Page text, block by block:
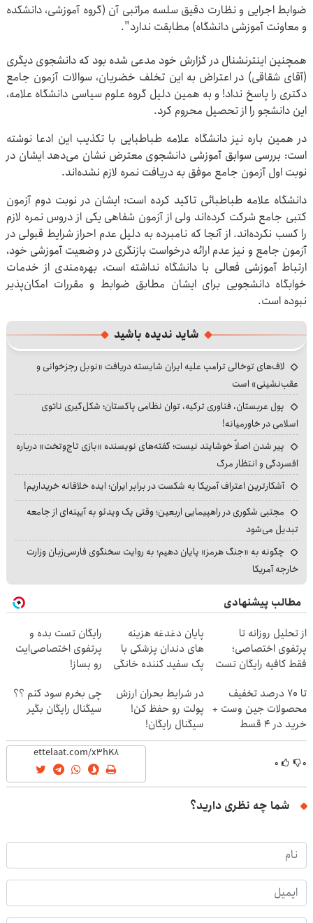
ضوابط اجرایی و نظارت دقیق سلسه مراتبی آن (گروه آموزشی، دانشکده
و معاونت آموزشی دانشگاه) مطابقت ندارد".
همچنین اینترنشنال در گزارش خود مدعی شده بود که دانشجوی دیگری
(آقای شقاقی) در اعتراض به این تخلف خضریان، سوالات آزمون جامع
دکتری را پاسخ نداد! و به همین دلیل گروه علوم سیاسی دانشگاه علامه،
این دانشجو را از تحصیل محروم کرد.
در همین باره نیز دانشگاه علامه طباطبایی با تکذیب این ادعا نوشته
است: بررسی سوابق آموزشی دانشجوی معترض نشان می‌دهد ایشان در
نوبت اول آزمون جامع موفق به دریافت نمره لازم نشده‌اند.
دانشگاه علامه طباطبائی تاکید کرده است: ایشان در نوبت دوم آزمون
کتبی جامع شرکت کرده‌اند ولی از آزمون شفاهی یکی از دروس نمره لازم
را کسب نکرده‌اند. از آنجا که نامبرده به دلیل عدم احراز شرایط قبولی در
آزمون جامع و نیز عدم ارائه درخواست بازنگری در وضعیت آموزشی خود،
ارتباط آموزشی فعالی با دانشگاه نداشته است، بهره‌مندی از خدمات
خوابگاه دانشجویی برای ایشان مطابق ضوابط و مقررات امکان‌پذیر
نبوده است.
شاید ندیده باشید
لاف‌های توخالی ترامپ علیه ایران شایسته دریافت «نوبل رجزخوانی و
عقب‌نشینی» است
پول عربستان، فناوری ترکیه، توان نظامی پاکستان؛ شکل‌گیری ناتوی
اسلامی در خاورمیانه!
پیر شدن اصلاً خوشایند نیست؛ گفته‌های نویسنده «بازی تاج‌وتخت» درباره
افسردگی و انتظار مرگ
آشکارترین اعتراف آمریکا به شکست در برابر ایران؛ ایده خلاقانه خریداریم!
مجتبی شکوری در راهپیمایی اربعین؛ وقتی یک ویدئو به آیینه‌ای از جامعه
تبدیل می‌شود
چگونه به «جنگ هرمز» پایان دهیم؛ به روایت سخنگوی فارسی‌زبان وزارت
خارجه آمریکا
مطالب پیشنهادی
از تحلیل روزانه تا
پرتفوی اختصاصی؛
فقط کافیه رایگان تست
پایان دغدغه هزینه
های دندان پزشکی با
پک سفید کننده خانگی
رایگان تست بده و
پرتفوی اختصاصی‌ایت
رو بساز!
تا 70 درصد تخفیف
محصولات جین وست +
خرید در 4 قسط
در شرایط بحران ارزش
پولت رو حفظ کن!
سیگنال رایگان!
چی بخرم سود کنم ؟؟
سیگنال رایگان بگیر
۰ ۰
شما چه نظری دارید؟